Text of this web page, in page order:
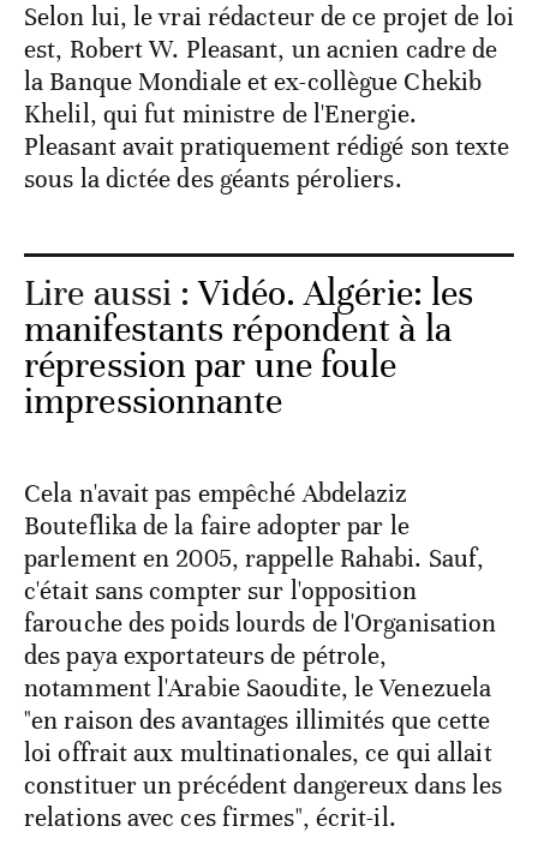
Selon lui, le vrai rédacteur de ce projet de loi
est, Robert W. Pleasant, un acnien cadre de
la Banque Mondiale et ex-collègue Chekib
Khelil, qui fut ministre de l'Energie.
Pleasant avait pratiquement rédigé son texte
sous la dictée des géants péroliers.
Lire aussi :Vidéo. Algérie: les
manifestants répondent à la
répression par une foule
impressionnante
Cela n'avait pas empêché Abdelaziz
Bouteflika de la faire adopter par le
parlement en 2005, rappelle Rahabi. Sauf,
c'était sans compter sur l'opposition
farouche des poids lourds de l'Organisation
des paya exportateurs de pétrole,
notamment l'Arabie Saoudite, le Venezuela
"en raison des avantages illimités que cette
loi offrait aux multinationales, ce qui allait
constituer un précédent dangereux dans les
relations avec ces firmes", écrit-il.